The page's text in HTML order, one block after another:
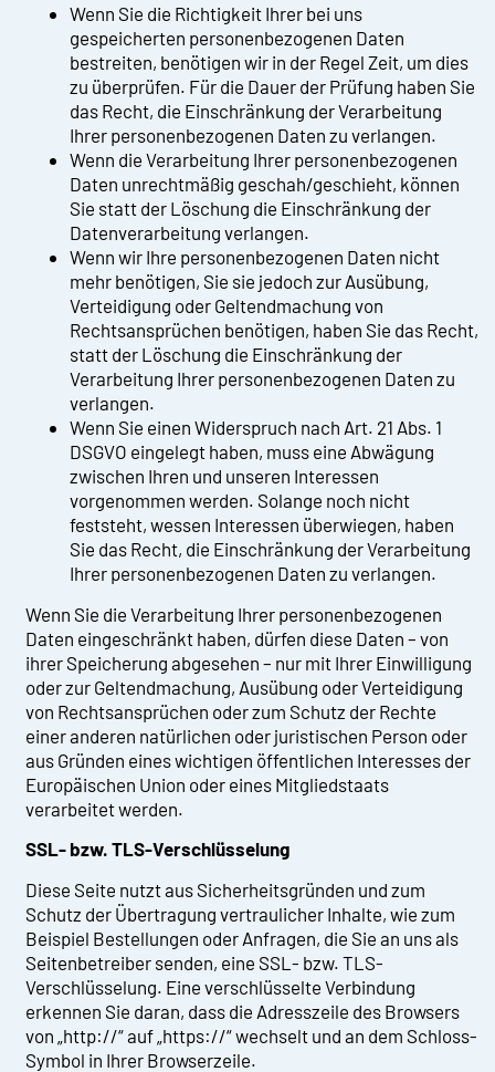
Wenn Sie die Richtigkeit Ihrer bei uns
gespeicherten personenbezogenen Daten
bestreiten, benötigen wir in der Regel Zeit, um dies
zu überprüfen. Für die Dauer der Prüfung haben Sie
das Recht, die Einschränkung der Verarbeitung
Ihrer personenbezogenen Daten zu verlangen.
Wenn die Verarbeitung Ihrer personenbezogenen
Daten unrechtmäßig geschah/geschieht, können
Sie statt der Löschung die Einschränkung der
Datenverarbeitung verlangen.
Wenn wir Ihre personenbezogenen Daten nicht
mehr benötigen, Sie sie jedoch zur Ausübung,
Verteidigung oder Geltendmachung von
Rechtsansprüchen benötigen, haben Sie das Recht,
statt der Löschung die Einschränkung der
Verarbeitung Ihrer personenbezogenen Daten zu
verlangen.
Wenn Sie einen Widerspruch nach Art. 21 Abs. 1
DSGVO eingelegt haben, muss eine Abwägung
zwischen Ihren und unseren Interessen
vorgenommen werden. Solange noch nicht
feststeht, wessen Interessen überwiegen, haben
Sie das Recht, die Einschränkung der Verarbeitung
Ihrer personenbezogenen Daten zu verlangen.
Wenn Sie die Verarbeitung Ihrer personenbezogenen
Daten eingeschränkt haben, dürfen diese Daten – von
ihrer Speicherung abgesehen – nur mit Ihrer Einwilligung
oder zur Geltendmachung, Ausübung oder Verteidigung
von Rechtsansprüchen oder zum Schutz der Rechte
einer anderen natürlichen oder juristischen Person oder
aus Gründen eines wichtigen öffentlichen Interesses der
Europäischen Union oder eines Mitgliedstaats
verarbeitet werden.
SSL- bzw. TLS-Verschlüsselung
Diese Seite nutzt aus Sicherheitsgründen und zum
Schutz der Übertragung vertraulicher Inhalte, wie zum
Beispiel Bestellungen oder Anfragen, die Sie an uns als
Seitenbetreiber senden, eine SSL- bzw. TLS-
Verschlüsselung. Eine verschlüsselte Verbindung
erkennen Sie daran, dass die Adresszeile des Browsers
von „http://“ auf „https://“ wechselt und an dem Schloss-
Symbol in Ihrer Browserzeile.